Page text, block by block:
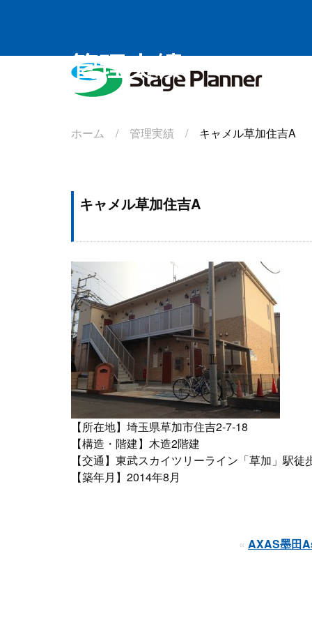
管理実績
ホーム / 管理実績 / キャメル草加住吉A
キャメル草加住吉A
【所在地】埼玉県草加市住吉2-7-18
【構造・階建】木造2階建
【交通】東武スカイツリーライン「草加」駅徒
【築年月】2014年8月
« AXAS墨田